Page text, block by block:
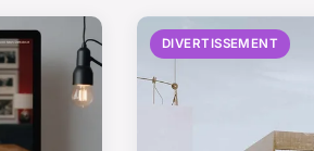
DIVERTISSEMENT